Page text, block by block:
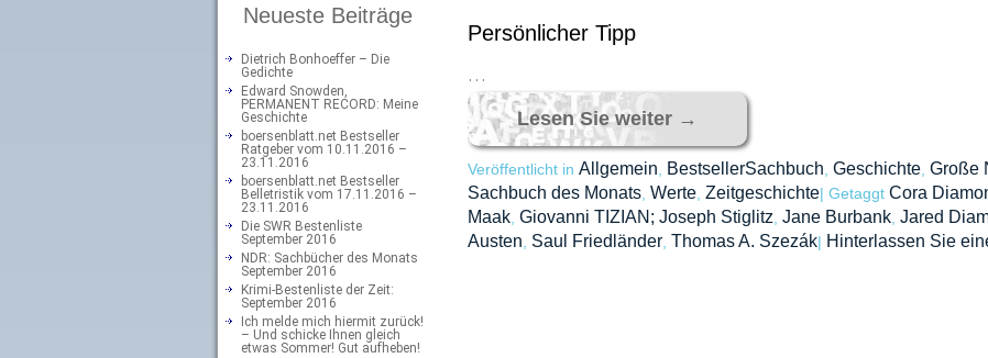
Neueste Beiträge
Dietrich Bonhoeffer – Die
Gedichte
Edward Snowden,
PERMANENT RECORD: Meine
Geschichte
boersenblatt.net Bestseller
Ratgeber vom 10.11.2016 –
23.11.2016
boersenblatt.net Bestseller
Belletristik vom 17.11.2016 –
23.11.2016
Die SWR Bestenliste
September 2016
NDR: Sachbücher des Monats
September 2016
Krimi-Bestenliste der Zeit:
September 2016
Ich melde mich hiermit zurück!
– Und schicke Ihnen gleich
etwas Sommer! Gut aufheben!
Persönlicher Tipp
…
Lesen Sie weiter →
Veröffentlicht in Allgemein BestsellerSachbuch Geschichte, Große
Sachbuch des Monats, Werte, Zeitgeschichte| Getaggt Cora
Maak, Giovanni TIZIAN; Joseph Stiglitz Jane Burbank, Jared
Austen Saul Friedländer, Thomas A. Szezák| Hinterlassen Sie